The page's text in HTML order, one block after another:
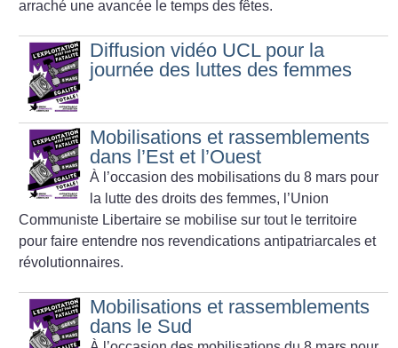
arraché une avancée le temps des fêtes.
Diffusion vidéo UCL pour la
journée des luttes des femmes
Mobilisations et rassemblements
dans l’Est et l’Ouest
À l’occasion des mobilisations du 8 mars pour
la lutte des droits des femmes, l’Union
Communiste Libertaire se mobilise sur tout le territoire
pour faire entendre nos revendications antipatriarcales et
révolutionnaires.
Mobilisations et rassemblements
dans le Sud